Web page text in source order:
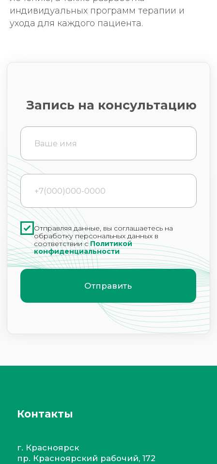
индивидуальных программ терапии и
ухода для каждого пациента.
Политика конфиденциальности
1112468029079
info@24tricholog.ru
ООО «Клиника современной трихологии»
ИНН 2460230222
Согласие на медицинское
вмешательство
Согласие на обработку
Клиника